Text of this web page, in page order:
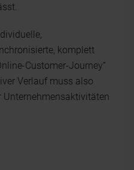
komplett
Customer-Journey“
Verlauf muss also
Unternehmensaktivitäten